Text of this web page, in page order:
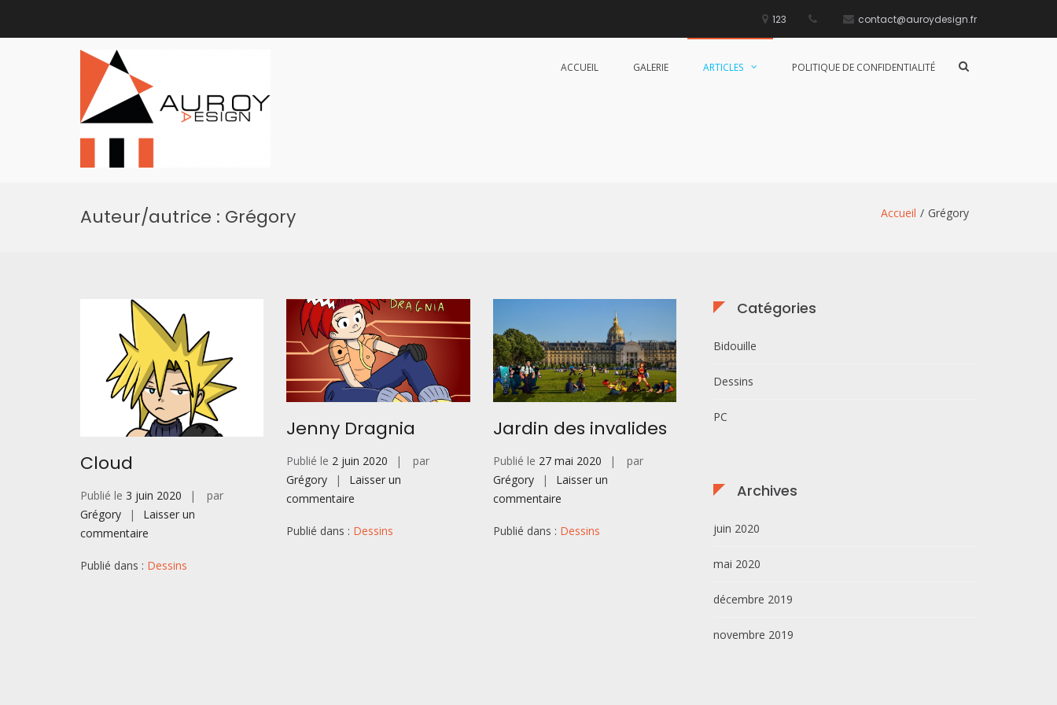
123 contact@auroydesign.fr
ACCUEIL GALERIE ARTICLES POLITIQUE DE CONFIDENTIALITÉ
Afficher
Auteur/autrice : Grégory Accueil Grégory
Cloud
Publié le 3 juin 2020
par
Grégory
Laisser un
commentaire
Publié dans : Dessins
Jenny Dragnia
Publié le 2 juin 2020
par
Grégory
Laisser un
commentaire
Dragnia
Publié dans : Dessins
Jardin des invalides
Publié le 27 mai 2020
par
Grégory
Laisser un
commentairesur
des
Publié dans : Dessins
Catégories
Bidouille
Dessins
PC
Archives
juin 2020
mai 2020
décembre 2019
novembre 2019